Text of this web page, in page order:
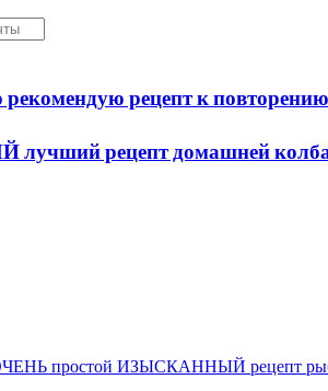
рецепт к
рецепт домашней